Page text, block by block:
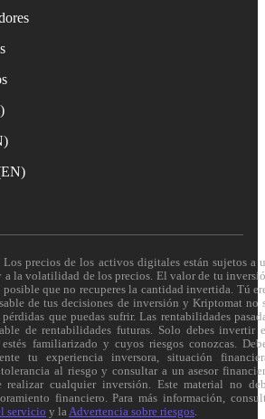
precios de los activos digitales están sujetos a
a la volatilidad de los precios. El valor de tu
que no recuperes la cantidad invertida. Tú
de tus decisiones de inversión y Kriptomat no
que puedas sufrir. Las rentabilidades
de rentabilidades futuras. Solo debes invertir
familiarizado y cuyos riesgos conozcas.
tu experiencia inversora, situación
al riesgo y consultar a un asesor
realizar cualquier inversión. Este material no
financiero. Para más información,
servicio y la Advertencia sobre riesgos